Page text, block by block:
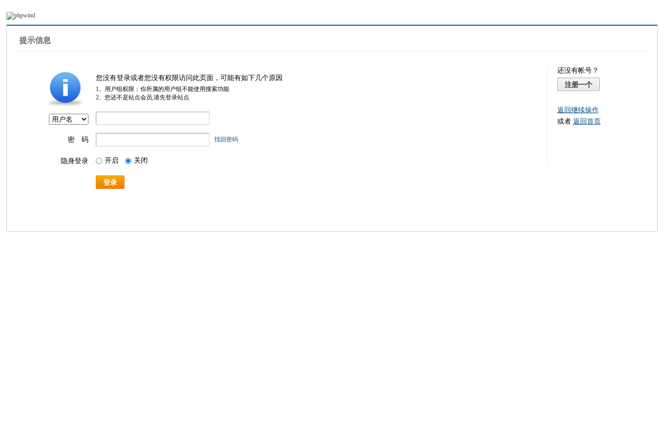
提示信息
您没有登录或者您没有权限访问此页面，可能有如下几个原因
1、用户组权限：你所属的用户组不能使用搜索功能
2、您还不是站点会员,请先登录站点
密 码 找回密码
隐身登录 开启 关闭
登录
还没有帐号？
注册一个
返回继续操作
或者 返回首页